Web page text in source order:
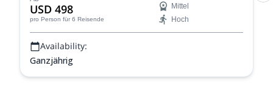
USD 498
pro Person für 6 Reisende
Mittel
Hoch
Availability:
Ganzjährig